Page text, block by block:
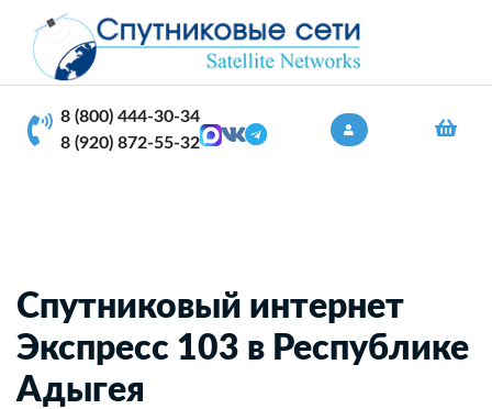
8 (800) 444-30-34
8 (920) 872-55-32
Спутниковый интернет
Экспресс 103 в Республике
Адыгея